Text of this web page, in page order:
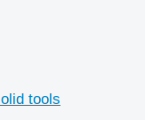
tools